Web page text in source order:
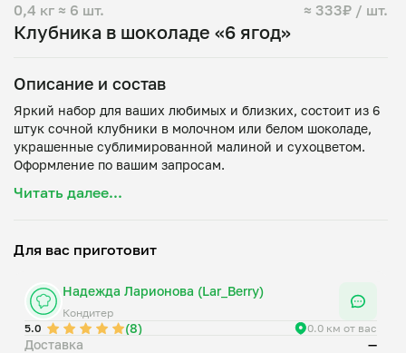
Клубника в шоколаде «6 ягод»
0,4 кг ≈ 6 шт. ≈ 333₽ / шт.
Описание и состав
Яркий набор для ваших любимых и близких, состоит из 6
штук сочной клубники в молочном или белом шоколаде,
украшенные сублимированной малиной и сухоцветом.
Читать далее...
Для вас приготовит
Надежда Ларионова (Lar_Berry)
Кондитер
5.0
(8) 0.0 км от вас
Доставка —